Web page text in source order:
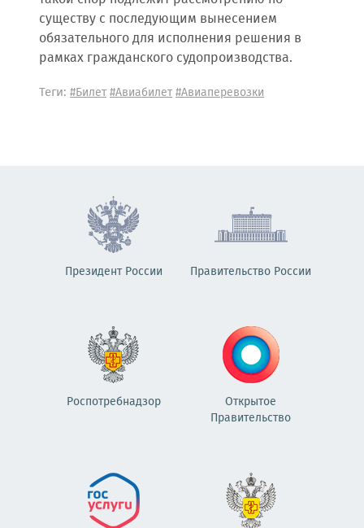
существу с последующим вынесением
обязательного для исполнения решения в
рамках гражданского судопроизводства.
Теги: #Билет#Авиабилет#Авиаперевозки
Президент России Правительство России
Роспотребнадзор
Открытое
Правительство